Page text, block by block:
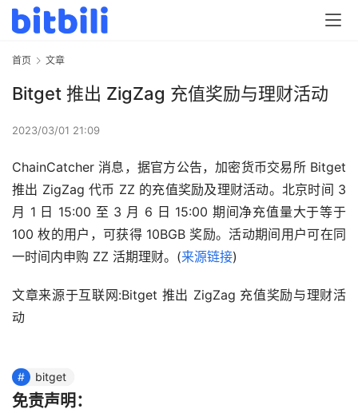
首页 文章
Bitget 推出 ZigZag 充值奖励与理财活动
2023/03/01 21:09
ChainCatcher 消息，据官方公告，加密货币交易所 Bitget
推出 ZigZag 代币 ZZ 的充值奖励及理财活动。北京时间 3
月 1 日 15:00 至 3 月 6 日 15:00 期间净充值量大于等于
100 枚的用户，可获得 10BGB 奖励。活动期间用户可在同
一时间内申购 ZZ 活期理财。(来源链接)
文章来源于互联网:Bitget 推出 ZigZag 充值奖励与理财活
动
bitget
免责声明：